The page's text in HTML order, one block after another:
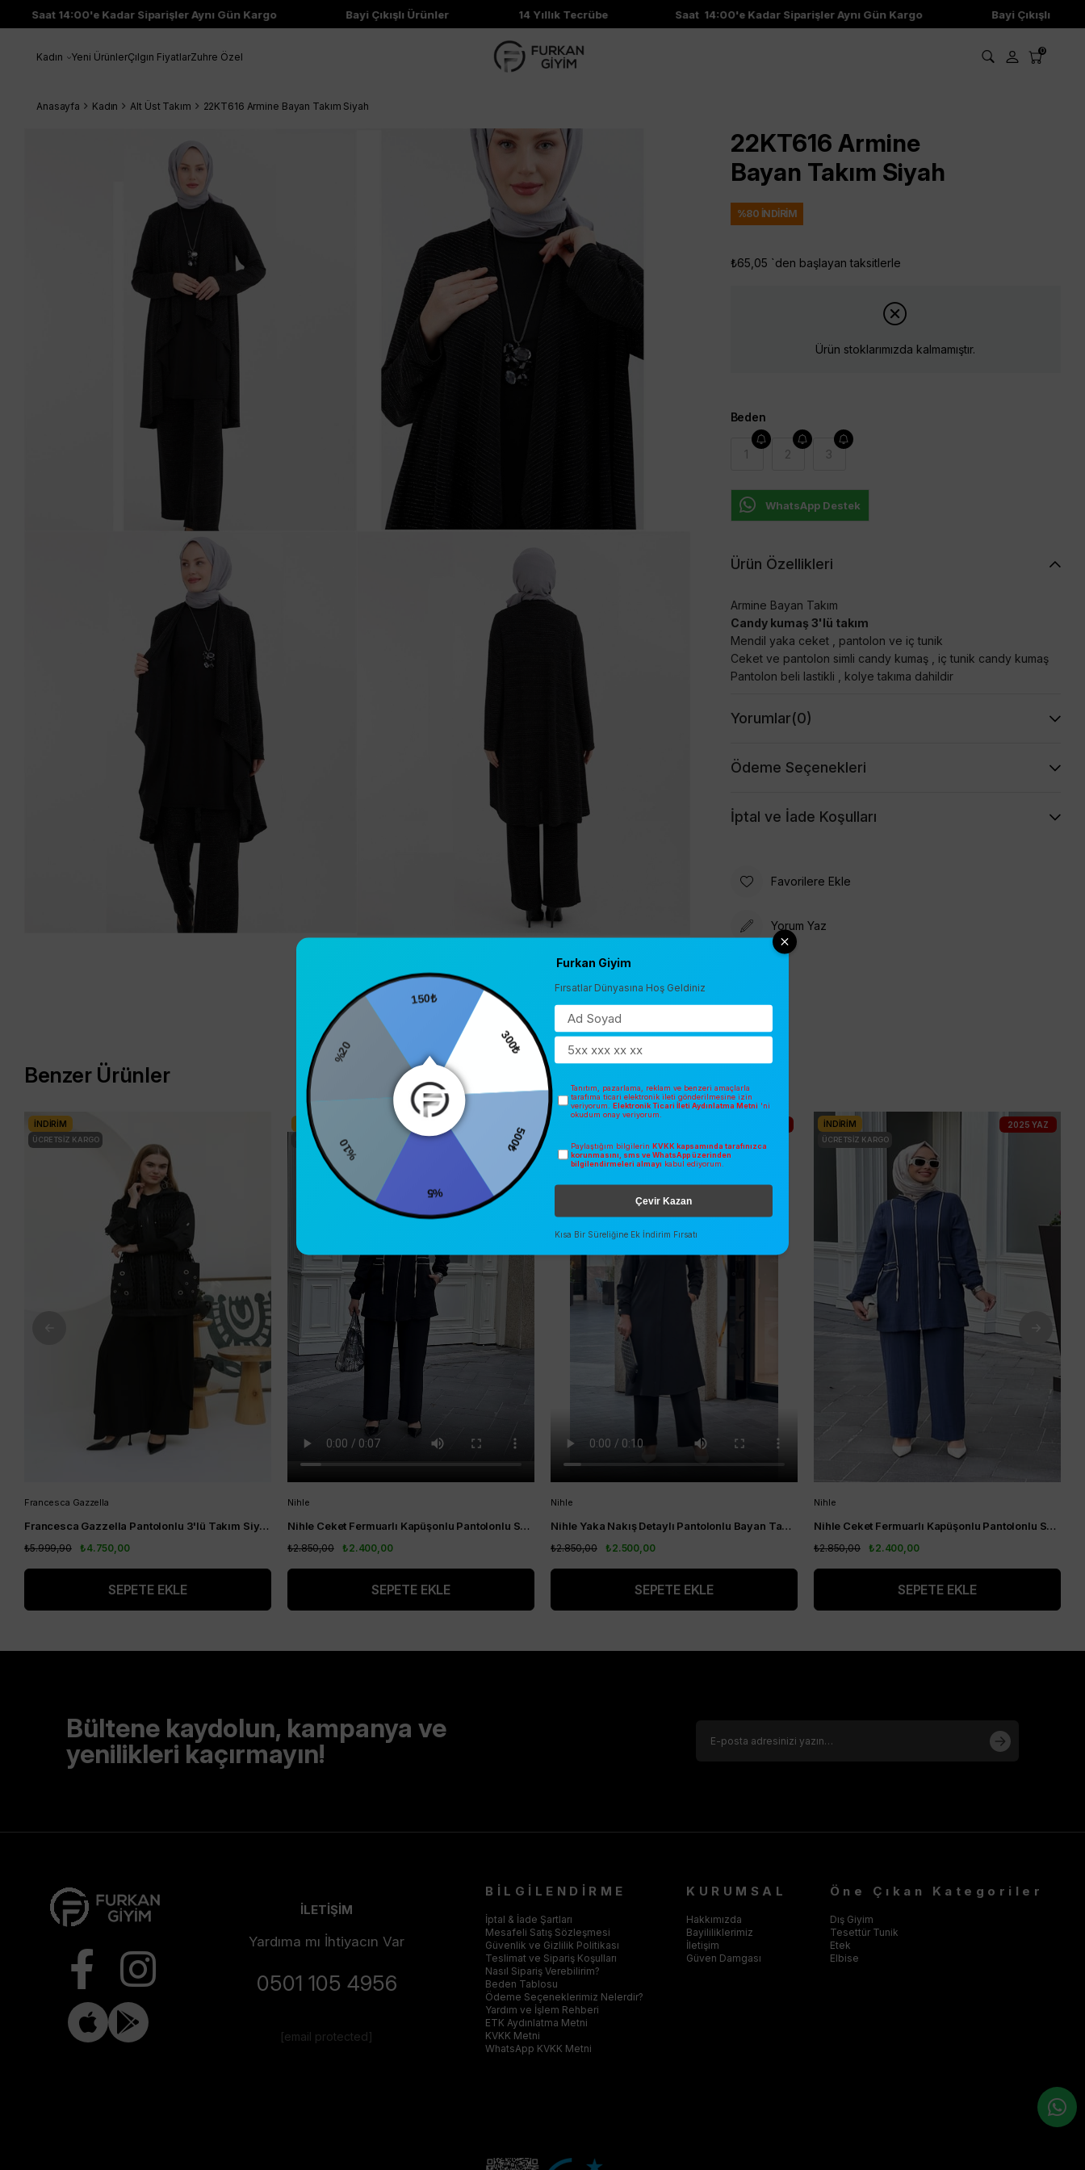
Saat 14:00'e Kadar Siparişler Aynı Gün Kargo Bayi Çıkışlı Ürünler 14 Yıllık Tecrübe Saat 14:00'e Kadar Siparişler Aynı Gün Kargo Bayi Çıkışlı Ürünler
Kadın Yeni ÜrünlerÇılgın FiyatlarZuhre Özel 0
Anasayfa Kadın Alt Üst Takım 22KT616 Armine Bayan Takım Siyah
22KT616 Armine
Bayan Takım Siyah
%80 İNDIRIM
₺65,05 `den başlayan taksitlerle
Ürün stoklarımızda kalmamıştır.
Beden
1 2 3
WhatsApp Destek
Ürün Özellikleri
Armine Bayan Takım
Candy kumaş 3'lü takım
Mendil yaka ceket , pantolon ve iç tunik
Ceket ve pantolon simli candy kumaş , iç tunik candy kumaş
Pantolon beli lastikli , kolye takıma dahildir
Yorumlar(0)
Ödeme Seçenekleri
İptal ve İade Koşulları
Favorilere Ekle
Yorum Yaz
Benzer Ürünler
Francesca Gazzella
Francesca Gazzella Pantolonlu 3'lü Takım Siyah
₺4.750,00
₺5.999,90
SEPETE EKLE
İNDIRIM
ÜCRETSIZ KARGO
Nihle
Nihle Ceket Fermuarlı Kapüşonlu Pantolonlu Spor Bayan Takım Siyah
₺2.400,00
₺2.850,00
SEPETE EKLE
İNDIRIM
ÜCRETSIZ KARGO
Nihle
Nihle Yaka Nakış Detaylı Pantolonlu Bayan Takım Siyah
₺2.500,00
₺2.850,00
SEPETE EKLE
Nihle
Nihle Ceket Fermuarlı Kapüşonlu Pantolonlu Spor Bayan Takım Lacivert
₺2.400,00
₺2.850,00
SEPETE EKLE
İNDIRIM
ÜCRETSIZ KARGO
2025 YAZ
Bültene kaydolun, kampanya ve
yenilikleri kaçırmayın!
İLETİŞİM
Yardıma mı İhtiyacın Var
0501 105 4956
[email protected]
BİLGİLENDİRME
İptal & İade Şartları
Mesafeli Satış Sözleşmesi
Güvenlik ve Gizlilik Politikası
Teslimat ve Sipariş Koşulları
Nasıl Sipariş Verebilirim?
Beden Tablosu
Ödeme Seçeneklerimiz Nelerdir?
Yardım ve İşlem Rehberi
ETK Aydınlatma Metni
KVKK Metni
WhatsApp KVKK Metni
KURUMSAL
Hakkımızda
Bayililiklerimiz
İletişim
Güven Damgası
Öne Çıkan Kategoriler
Dış Giyim
Tesettür Tunik
Etek
Elbise
150₺
300₺
500₺
%5
%10
%20
Furkan Giyim
Fırsatlar Dünyasına Hoş Geldiniz
Tanıtım, pazarlama, reklam ve benzeri amaçlarla
tarafıma ticari elektronik ileti gönderilmesine izin
veriyorum. Elektronik Ticari İleti Aydınlatma Metni 'ni
okudum onay veriyorum.
Paylaştığım bilgilerin KVKK kapsamında tarafınızca
korunmasını, sms ve WhatsApp üzerinden
bilgilendirmeleri almayı kabul ediyorum.
Çevir Kazan
Kısa Bir Süreliğine Ek İndirim Fırsatı